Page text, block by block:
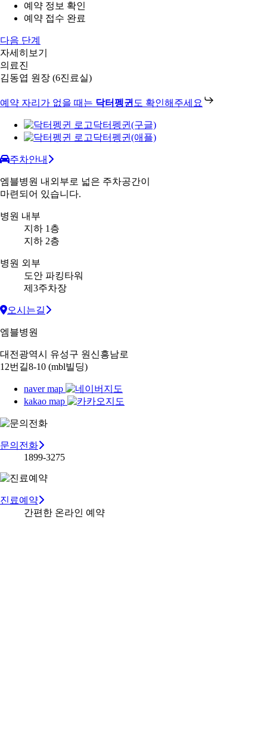
예약 정보 확인
예약 접수 완료
다음 단계
자세히보기
의료진
김동엽 원장 (6진료실)
예약 자리가 없을 때는 닥터펭귄 도 확인해주세요
닥터펭귄(구글)
닥터펭귄(애플)
주차안내
엠블병원 내외부로 넓은 주차공간이
마련되어 있습니다.
병원 내부
지하 1층
지하 2층
병원 외부
도안 파킹타워
제3주차장
오시는길
엠블병원
대전광역시 유성구 원신흥남로
12번길8-10 (mbl빌딩)
naver map
kakao map
문의전화
1899-3275
진료예약
간편한 온라인 예약